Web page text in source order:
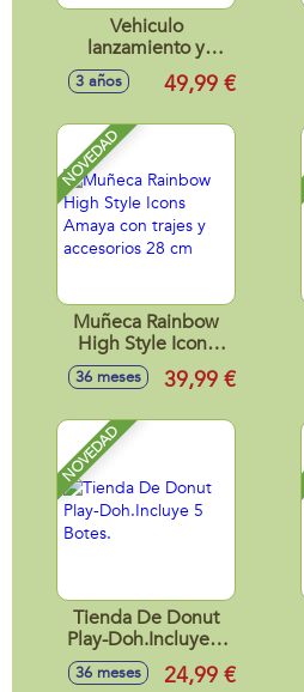
Vehiculo
lanzamiento y
rescate Paw Patrol
con luces y sonidos
3 años 49,99 €
NOVEDAD
Muñeca Rainbow
High Style Icons
Amaya con trajes y
accesorios 28 cm
36 meses 39,99 €
NOVEDAD
Tienda De Donut
Play-Doh.Incluye 5
Botes.
36 meses 24,99 €